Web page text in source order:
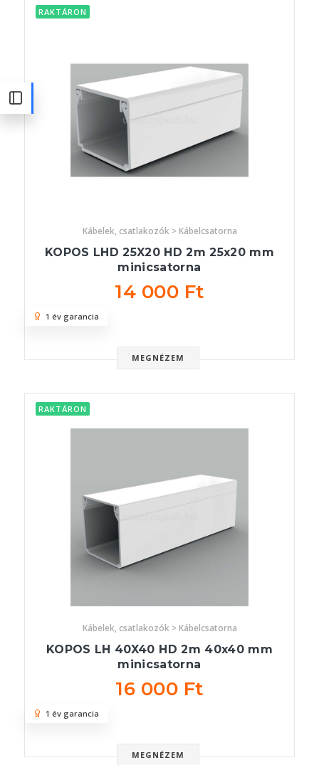
RAKTÁRON
Kábelek, csatlakozók > Kábelcsatorna
KOPOS LHD 25X20 HD 2m 25x20 mm
minicsatorna
14 000 Ft
MEGNÉZEM
1 év garancia
RAKTÁRON
Kábelek, csatlakozók > Kábelcsatorna
KOPOS LH 40X40 HD 2m 40x40 mm
minicsatorna
16 000 Ft
MEGNÉZEM
1 év garancia